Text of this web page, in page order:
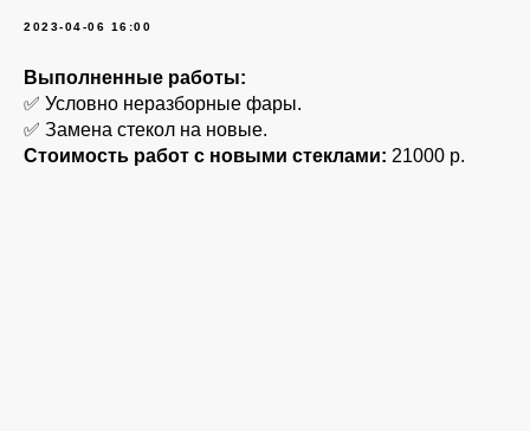
2023-04-06 16:00
Выполненные работы:
✅ Условно неразборные фары.
✅ Замена стекол на новые.
Стоимость работ с новыми стеклами: 21000 р.